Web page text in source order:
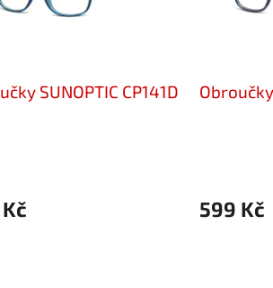
SUNOPTIC CP141D Obroučky
599 Kč